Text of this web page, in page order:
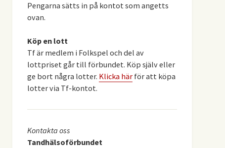
Pengarna sätts in på kontot som angetts
ovan.
Köp en lott
Tf är medlem i Folkspel och del av
lottpriset går till förbundet. Köp själv eller
ge bort några lotter. Klicka härför att köpa
lotter via Tf-kontot.
Kontakta oss
Tandhälsoförbundet